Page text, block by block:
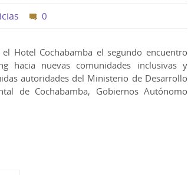
0
Hotel Cochabamba el segundo encuentro
hacia nuevas comunidades inclusivas y
autoridades del Ministerio de Desarrollo
de Cochabamba, Gobiernos Autónomo